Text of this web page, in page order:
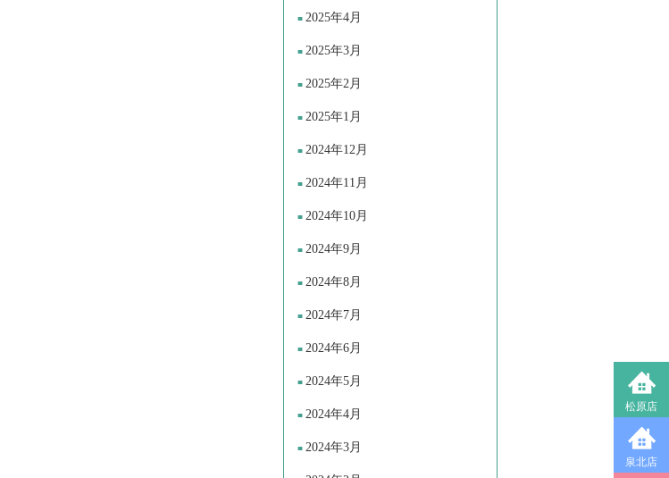
松原店
泉北店
2025年4月
2025年3月
2025年2月
2025年1月
2024年12月
2024年11月
2024年10月
2024年9月
2024年8月
2024年7月
2024年6月
2024年5月
2024年4月
2024年3月